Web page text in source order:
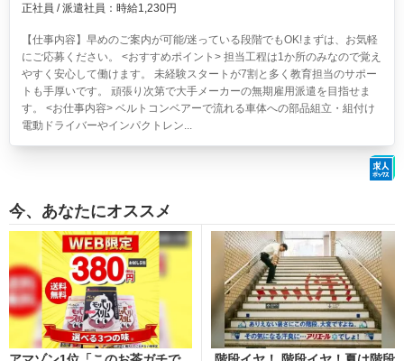
正社員 / 派遣社員：時給1,230円
【仕事内容】早めのご案内が可能/迷っている段階でもOK!まずは、お気軽
にご応募ください。 <おすすめポイント> 担当工程は1か所のみなので覚え
やすく安心して働けます。 未経験スタートが7割と多く教育担当のサポー
トも手厚いです。 頑張り次第で大手メーカーの無期雇用派遣を目指せま
す。 <お仕事内容> ベルトコンベアーで流れる車体への部品組立・組付け
電動ドライバーやインパクトレン...
今、あなたにオススメ